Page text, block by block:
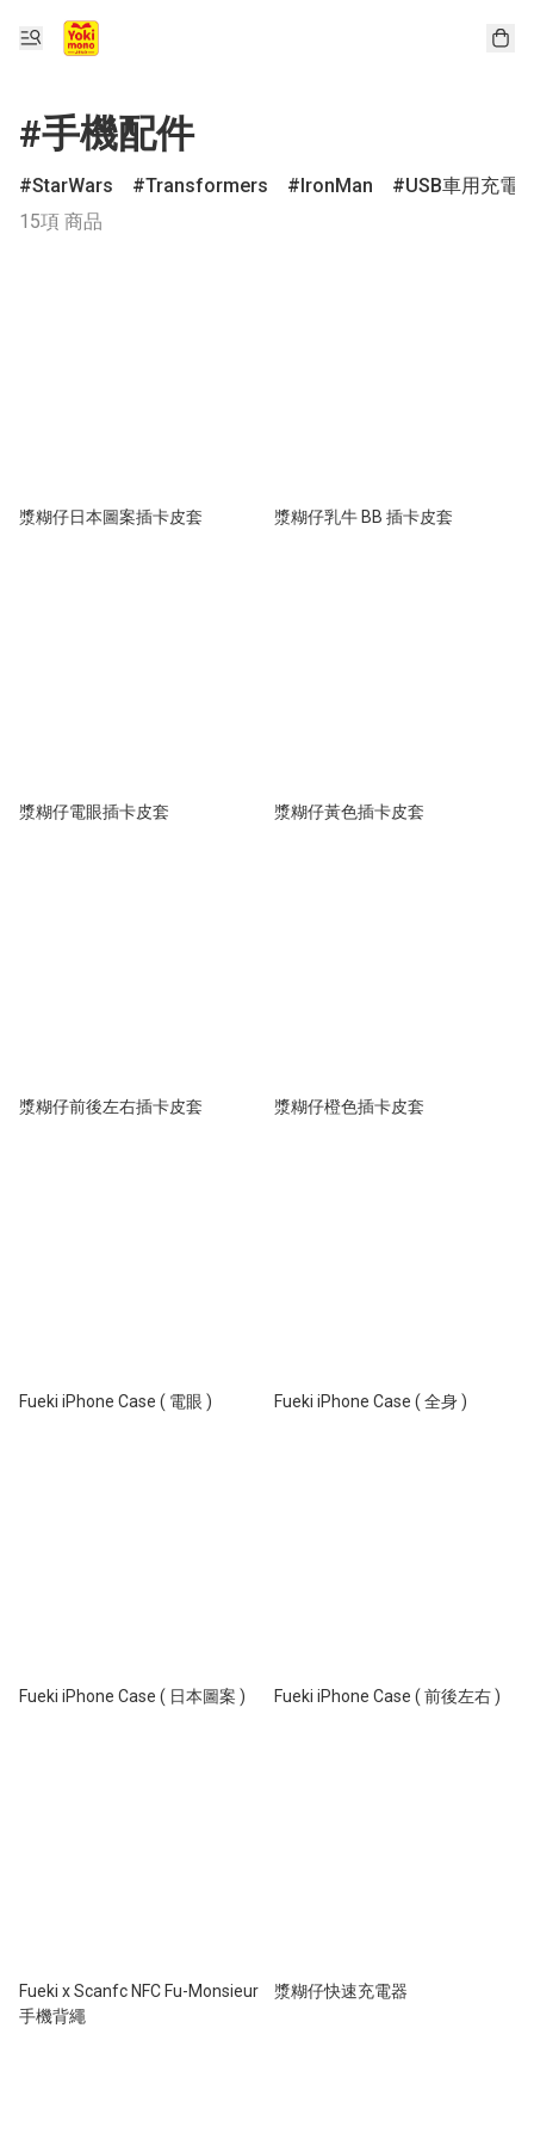
#手機配件
StarWars Transformers IronMan
USB車用充電
15項 商品
漿糊仔日本圖案插卡皮套 漿糊仔乳牛 BB 插卡皮套
漿糊仔電眼插卡皮套 漿糊仔黃色插卡皮套
漿糊仔前後左右插卡皮套 漿糊仔橙色插卡皮套
Fueki iPhone Case ( 電眼 ) Fueki iPhone Case ( 全身 )
Fueki iPhone Case ( 日本圖案 ) Fueki iPhone Case ( 前後左右 )
Fueki x Scanfc NFC Fu-Monsieur
手機背繩
漿糊仔快速充電器